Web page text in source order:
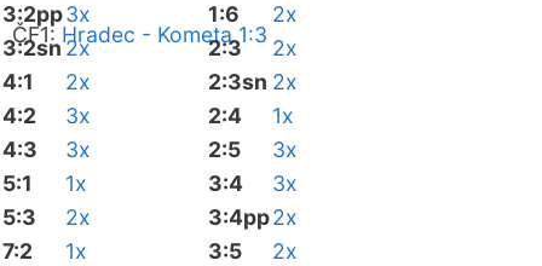
ČF1: Hradec - Kometa 1:3
3:2pp3x
3:2sn 2x
4:1
2x
4:2
3x
4:3
3x
5:1
1x
5:3
2x
7:2
1x
1:6
2x
2:3
2x
2:3sn 2x
2:4
1x
2:5
3x
3:4
3x
3:4pp2x
3:5
2x